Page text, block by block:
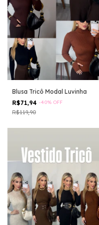
Blusa Tricô Modal Luvinha
R$71,94 -40% OFF
R$119,90